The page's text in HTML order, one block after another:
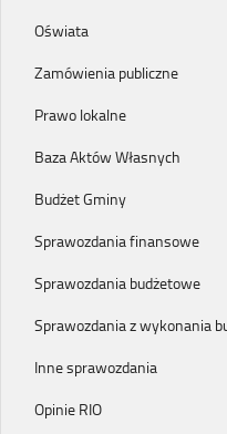
Oświata
Zamówienia publiczne
Prawo lokalne
Baza Aktów Własnych
Budżet Gminy
Sprawozdania finansowe
Sprawozdania budżetowe
Sprawozdania z wykonania
Inne sprawozdania
Opinie RIO